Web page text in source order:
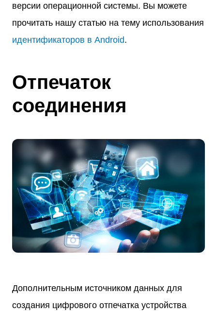
версии операционной системы. Вы можете
прочитать нашу статью на тему использования
идентификаторов в Android.
Отпечаток
соединения
Дополнительным источником данных для
создания цифрового отпечатка устройства